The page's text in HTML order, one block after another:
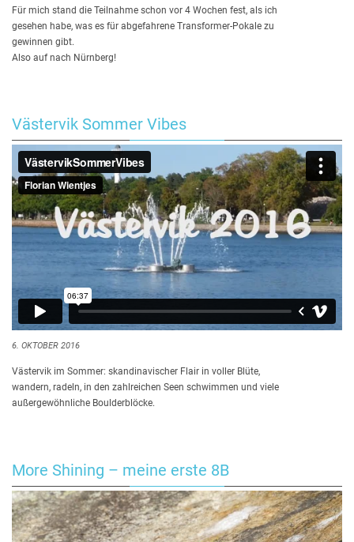
Für mich stand die Teilnahme schon vor 4 Wochen fest, als ich
gesehen habe, was es für abgefahrene Transformer-Pokale zu
gewinnen gibt.
Also auf nach Nürnberg!
Västervik Sommer Vibes
6. OKTOBER 2016
Västervik im Sommer: skandinavischer Flair in voller Blüte,
wandern, radeln, in den zahlreichen Seen schwimmen und viele
außergewöhnliche Boulderblöcke.
More Shining – meine erste 8B